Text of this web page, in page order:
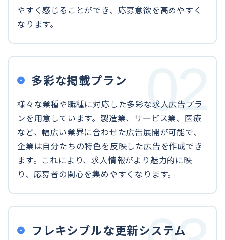
やすく感じることができ、応募意欲を高めやすく
なります。
多彩な掲載プラン
様々な業種や職種に対応した多彩な求人広告プラ
ンを用意しています。製造業、サービス業、医療
など、幅広い業界に合わせた広告展開が可能で、
企業は自分たちの特色を反映した広告を作成でき
ます。これにより、求人情報がより魅力的に映
り、応募者の関心を集めやすくなります。
フレキシブルな更新システム